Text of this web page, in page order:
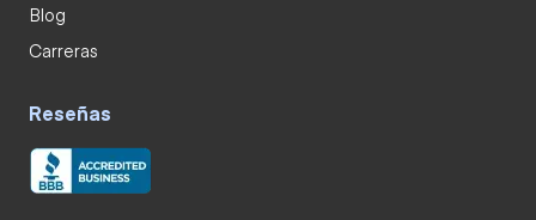
Blog
Carreras
Reseñas